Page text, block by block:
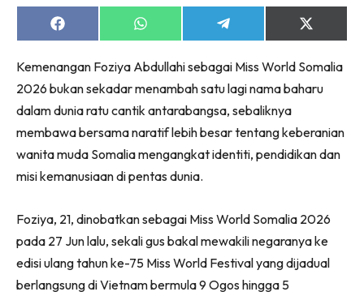
Share
on
Share
on
Share
on
Share
on
(Twitter)
Kemenangan Foziya Abdullahi sebagai Miss World Somalia
2026 bukan sekadar menambah satu lagi nama baharu
dalam dunia ratu cantik antarabangsa, sebaliknya
membawa bersama naratif lebih besar tentang keberanian
wanita muda Somalia mengangkat identiti, pendidikan dan
misi kemanusiaan di pentas dunia.
Foziya, 21, dinobatkan sebagai Miss World Somalia 2026
pada 27 Jun lalu, sekali gus bakal mewakili negaranya ke
edisi ulang tahun ke-75 Miss World Festival yang dijadual
berlangsung di Vietnam bermula 9 Ogos hingga 5